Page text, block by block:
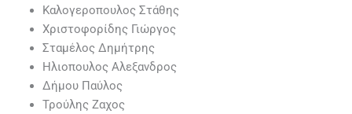
Καλογεροπουλος Στάθης
Χριστοφορίδης Γιώργος
Σταμέλος Δημήτρης
Ηλιοπουλος Αλεξανδρος
Δήμου Παύλος
Τρούλης Ζαχος